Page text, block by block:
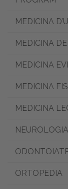
MEDICINA
MEDICINA
MEDICINA
MEDICINA
MEDICINA
NEUROLOGIA
ORTOPEDIA